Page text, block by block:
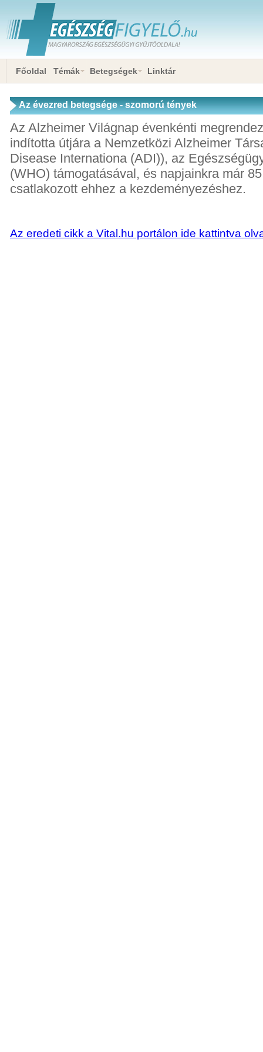
Főoldal Témák Betegségek Linktár
Az évezred betegsége - szomorú tények
Az Alzheimer Világnap évenkénti
indította útjára a Nemzetközi Alzheimer
Disease Internationa (ADI)), az
(WHO) támogatásával, és napjainkra már
csatlakozott ehhez a kezdeményezéshez.
Az eredeti cikk a Vital.hu portálon ide kattintva